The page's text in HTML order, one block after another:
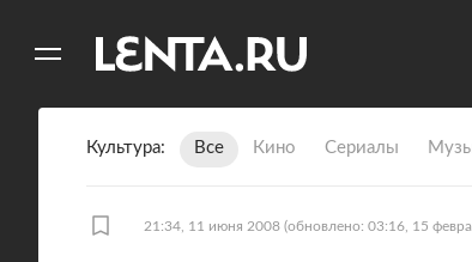
Культура Все Кино Сериалы
21:34, 11 июня 2008 (обновлено: 03:16, 15